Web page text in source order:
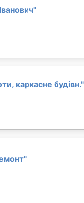
"
каркасне будівн."
"